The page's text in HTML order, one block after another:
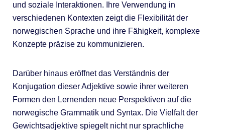
und soziale Interaktionen. Ihre Verwendung in
verschiedenen Kontexten zeigt die Flexibilität der
norwegischen Sprache und ihre Fähigkeit, komplexe
Konzepte präzise zu kommunizieren.
Darüber hinaus eröffnet das Verständnis der
Konjugation dieser Adjektive sowie ihrer weiteren
Formen den Lernenden neue Perspektiven auf die
norwegische Grammatik und Syntax. Die Vielfalt der
Gewichtsadjektive spiegelt nicht nur sprachliche